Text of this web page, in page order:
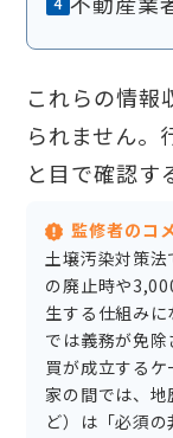
これらの情報
られません。
と目で確認す
監修者のコ
土壌汚染対策
の廃止時や
生する仕組み
では義務が免
買が成立する
家の間では、
ど）は「必須